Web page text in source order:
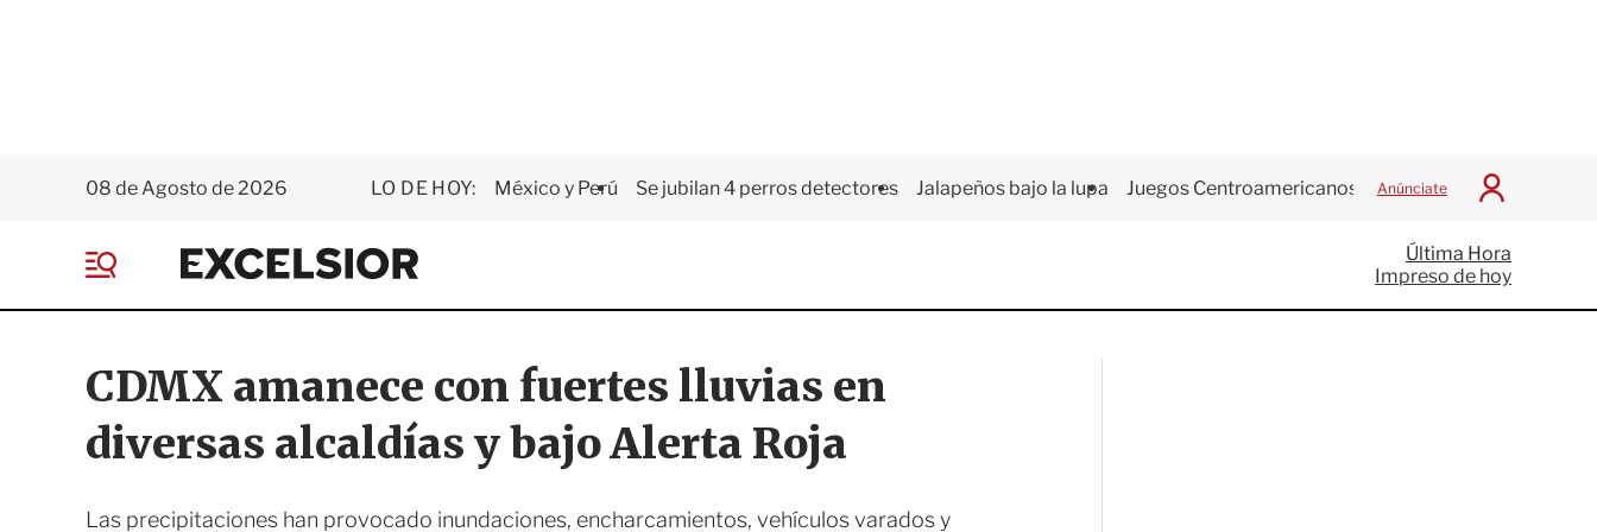
08 de Agosto de 2026 LO DE HOY: México y Perú Se jubilan 4 perros detectores Jalapeños bajo la lupa Juegos Centroamericanos Anúnciate
I
c
i
a
E
x
e
i
o
r
e
Última Hora
Impreso de hoy
CDMX amanece con fuertes lluvias en
diversas alcaldías y bajo Alerta Roja
Las precipitaciones han provocado inundaciones, encharcamientos, vehículos varados y